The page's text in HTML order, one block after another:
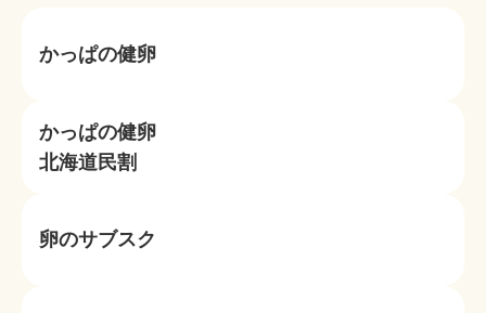
かっぱの健卵
かっぱの健卵
北海道民割
卵のサブスク